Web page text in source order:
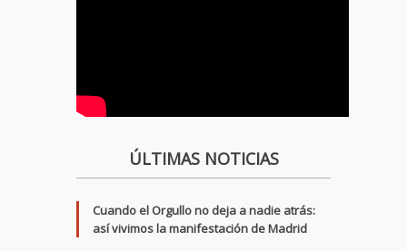
ÚLTIMAS NOTICIAS
Cuando el Orgullo no deja a nadie atrás:
así vivimos la manifestación de Madrid